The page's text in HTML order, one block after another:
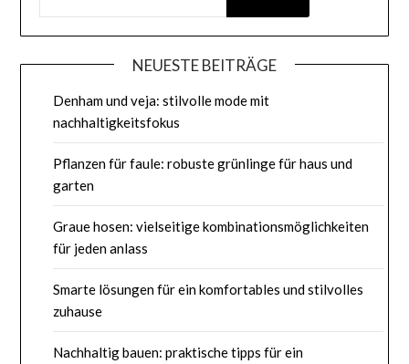
NEUESTE BEITRÄGE
Denham und veja: stilvolle mode mit
nachhaltigkeitsfokus
Pflanzen für faule: robuste grünlinge für haus und
garten
Graue hosen: vielseitige kombinationsmöglichkeiten
für jeden anlass
Smarte lösungen für ein komfortables und stilvolles
zuhause
Nachhaltig bauen: praktische tipps für ein